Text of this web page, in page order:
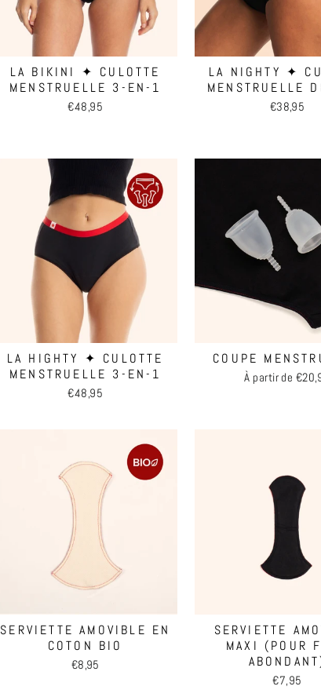
LA BIKINI ✦ CULOTTE
MENSTRUELLE 3-EN-1
€48,95
LA NIGHTY ✦
MENSTRUELLE
€38,95
LA HIGHTY ✦ CULOTTE
MENSTRUELLE 3-EN-1
€48,95
COUPE
À partir de
SERVIETTE AMOVIBLE EN
COTON BIO
€8,95
SERVIETTE
MAXI (POUR
€7,95